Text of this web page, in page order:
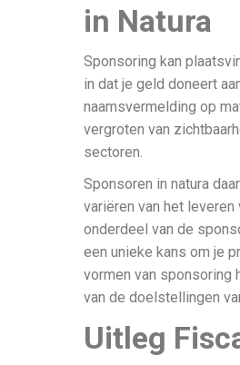
in Natura
Sponsoring kan
in dat je geld doneert
naamsvermelding op
vergroten van
sectoren.
Sponsoren in natura
variëren van het
onderdeel van de
een unieke kans om je
vormen van sponsoring
van de doelstellingen
Uitleg